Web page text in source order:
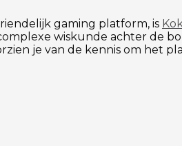
gaming platform, is
wiskunde achter de
je van de kennis om het